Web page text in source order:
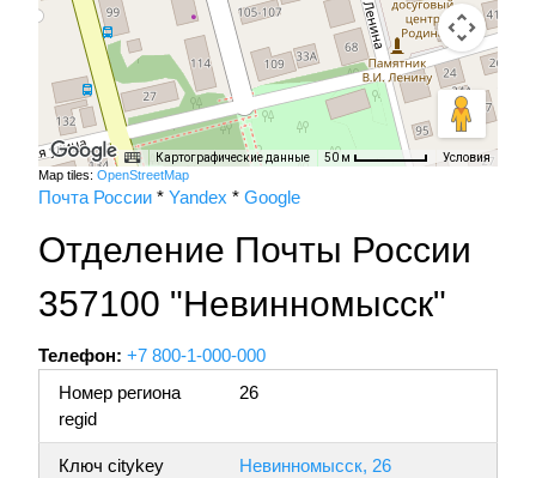
Картографические данные 50 м Условия
Map tiles: OpenStreetMap
Почта России * Yandex * Google
Отделение Почты России
357100 "Невинномысск"
Телефон: +7 800-1-000-000
Номер региона
regid
26
Ключ citykey Невинномысск, 26